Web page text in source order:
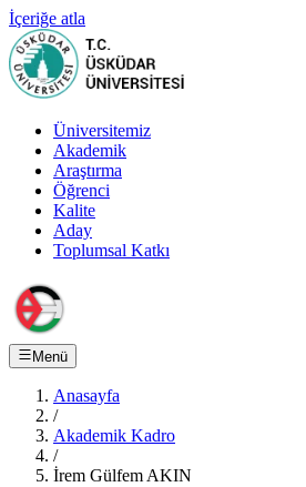
İçeriğe atla
Üniversitemiz
Akademik
Araştırma
Öğrenci
Kalite
Aday
Toplumsal Katkı
Menü
Anasayfa
/
Akademik Kadro
/
İrem Gülfem AKIN